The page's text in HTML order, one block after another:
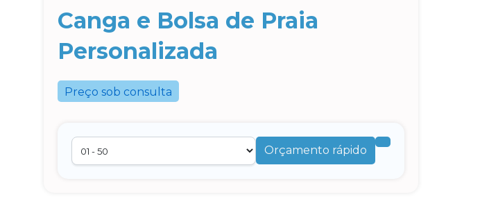
Canga e Bolsa de Praia
Personalizada
Preço sob consulta
Orçamento rápido